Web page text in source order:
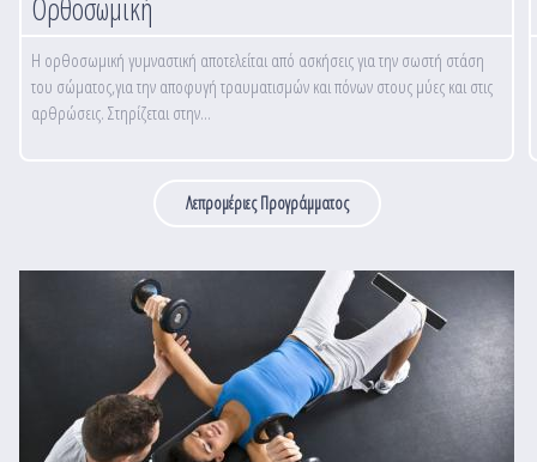
Η ορθοσωμική γυμναστική αποτελείται από ασκήσεις για την σωστή στάση
του σώματος,για την αποφυγή τραυματισμών και πόνων στους μύες και στις
αρθρώσεις. Στηρίζεται στην...
Λεπρομέριες Προγράμματος